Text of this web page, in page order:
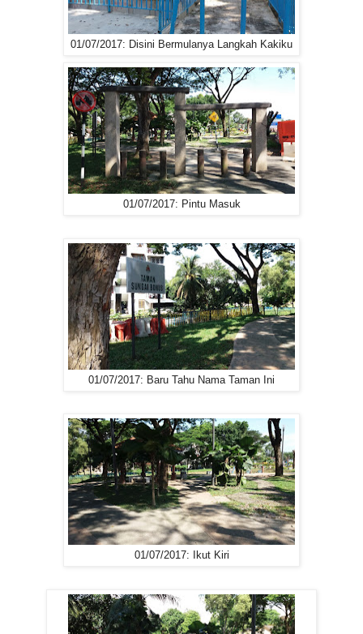
01/07/2017: Disini Bermulanya Langkah Kakiku
01/07/2017: Pintu Masuk
01/07/2017: Baru Tahu Nama Taman Ini
01/07/2017: Ikut Kiri